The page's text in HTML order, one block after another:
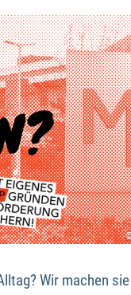
Wir machen